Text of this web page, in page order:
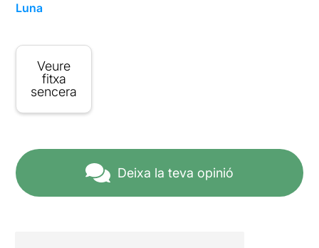
Luna
Veure
fitxa
sencera
Deixa la teva opinió